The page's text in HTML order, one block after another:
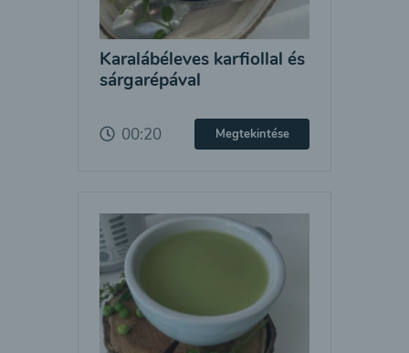
Karalábéleves karfiollal és
sárgarépával
00:20 Megtekintése